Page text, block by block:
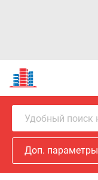
Новостройки
Квартиры
Ипотека
Новостройки
Москвы
Новостройки
Подмосковья
Новостройки
Удобный поиск
Доп. параметры